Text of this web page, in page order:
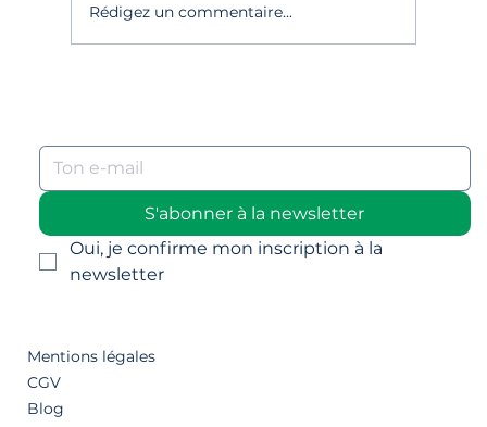
A la découverte du nom de domaine :
Rédigez un commentaire...
S'abonner à la newsletter
Oui, je confirme mon inscription à la
newsletter
Mentions légales
CGV
Blog